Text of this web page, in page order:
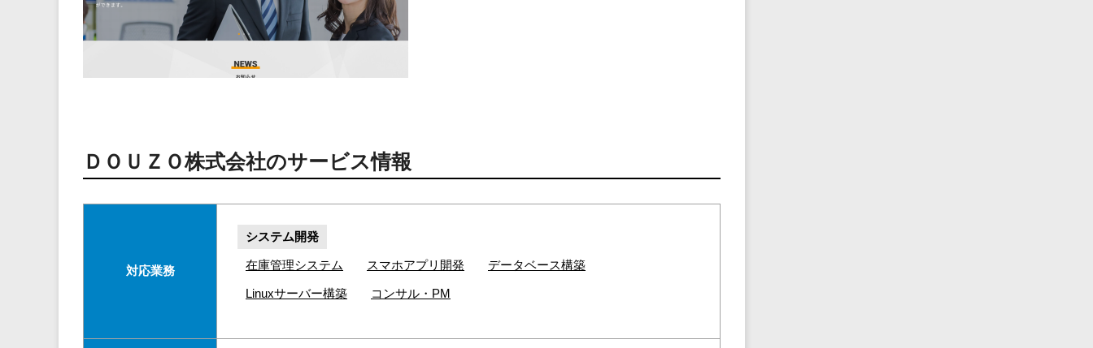
ＤＯＵＺＯ株式会社のサービス情報
対応業務
システム開発
在庫管理システム スマホアプリ開発 データベース構築
Linuxサーバー構築 コンサル・PM